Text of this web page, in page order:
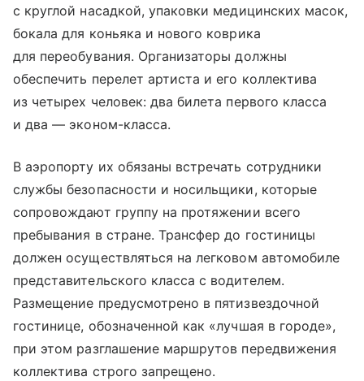
с круглой насадкой, упаковки медицинских масок,
бокала для коньяка и нового коврика
для переобувания. Организаторы должны
обеспечить перелет артиста и его коллектива
из четырех человек: два билета первого класса
и два — эконом-класса.
В аэропорту их обязаны встречать сотрудники
службы безопасности и носильщики, которые
сопровождают группу на протяжении всего
пребывания в стране. Трансфер до гостиницы
должен осуществляться на легковом автомобиле
представительского класса с водителем.
Размещение предусмотрено в пятизвездочной
гостинице, обозначенной как «лучшая в городе»,
при этом разглашение маршрутов передвижения
коллектива строго запрещено.